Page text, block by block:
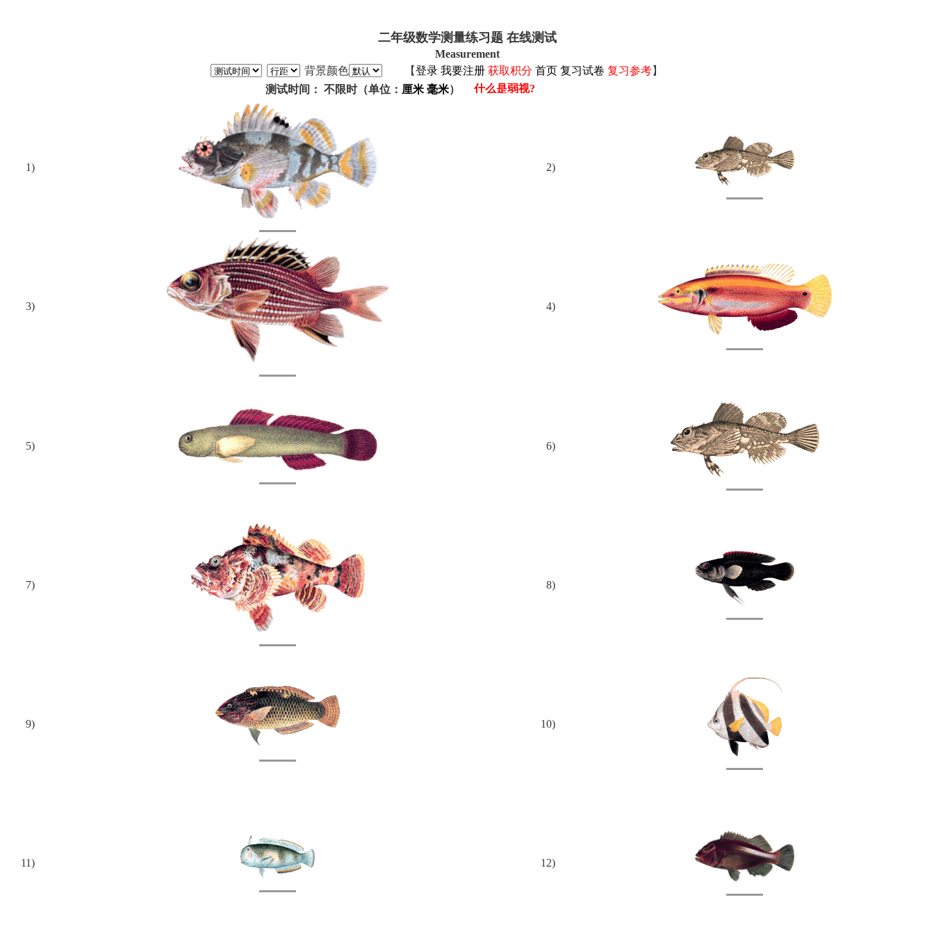
二年级数学测量练习题 在线测试
Measurement
背景颜色
【登录 我要注册 获取积分 首页 复习试卷 复习参考】
测试时间： 不限时（单位： 厘米 毫米）
1) 2)
3) 4)
5) 6)
7) 8)
9) 10)
11) 12)